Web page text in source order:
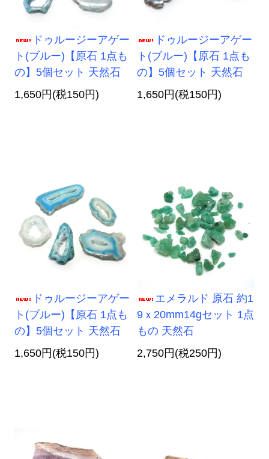
ドゥルージーアゲー
ト(ブルー)【原石 1点も
の】5個セット 天然石
1,650円(税150円)
ドゥルージーアゲー
ト(ブルー)【原石 1点も
の】5個セット 天然石
1,650円(税150円)
ドゥルージーアゲー
ト(ブルー)【原石 1点も
の】5個セット 天然石
1,650円(税150円)
エメラルド 原石 約1
9ｘ20mm14gセット 1点
もの 天然石
2,750円(税250円)